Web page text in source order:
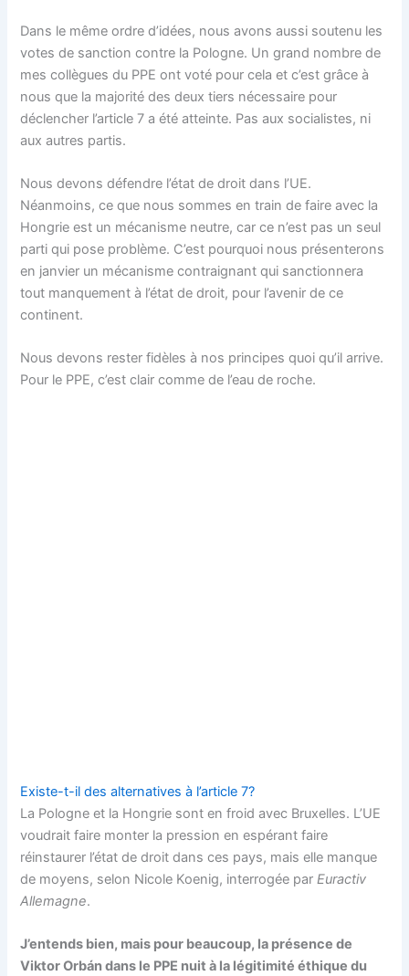
Dans le même ordre d’idées, nous avons aussi soutenu les
votes de sanction contre la Pologne. Un grand nombre de
mes collègues du PPE ont voté pour cela et c’est grâce à
nous que la majorité des deux tiers nécessaire pour
déclencher l’article 7 a été atteinte. Pas aux socialistes, ni
aux autres partis.
Nous devons défendre l’état de droit dans l’UE.
Néanmoins, ce que nous sommes en train de faire avec la
Hongrie est un mécanisme neutre, car ce n’est pas un seul
parti qui pose problème. C’est pourquoi nous présenterons
en janvier un mécanisme contraignant qui sanctionnera
tout manquement à l’état de droit, pour l’avenir de ce
continent.
Nous devons rester fidèles à nos principes quoi qu’il arrive.
Pour le PPE, c’est clair comme de l’eau de roche.
Existe-t-il des alternatives à l’article 7?
La Pologne et la Hongrie sont en froid avec Bruxelles. L’UE
voudrait faire monter la pression en espérant faire
réinstaurer l’état de droit dans ces pays, mais elle manque
de moyens, selon Nicole Koenig, interrogée parEuractiv
Allemagne.
J’entends bien, mais pour beaucoup, la présence de
Viktor Orbán dans le PPE nuit à la légitimité éthique du